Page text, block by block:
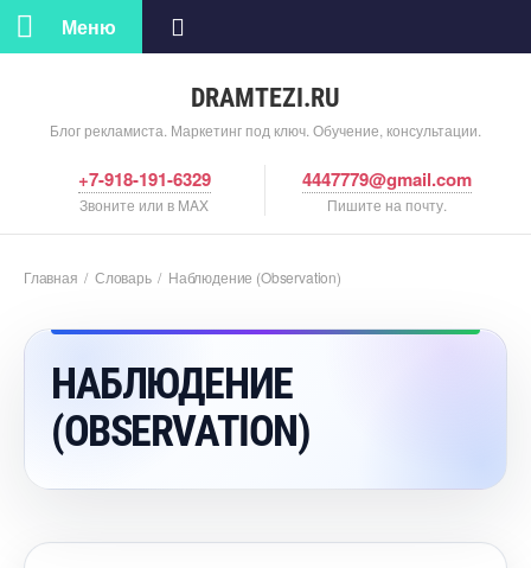
DRAMTEZI.RU
Блог рекламиста. Маркетинг под ключ. Обучение, консультации.
Меню
+7-918-191-6329
Звоните или в MAX
4447779@gmail.com
Пишите на почту.
Главная / Словарь/ Наблюдение (Observation)
НАБЛЮДЕНИЕ
(OBSERVATION)